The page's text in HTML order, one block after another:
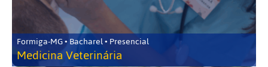
Formiga-MG • Bacharel • Presencial
Medicina Veterinária